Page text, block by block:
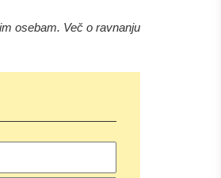
osebam. Več o ravnanju